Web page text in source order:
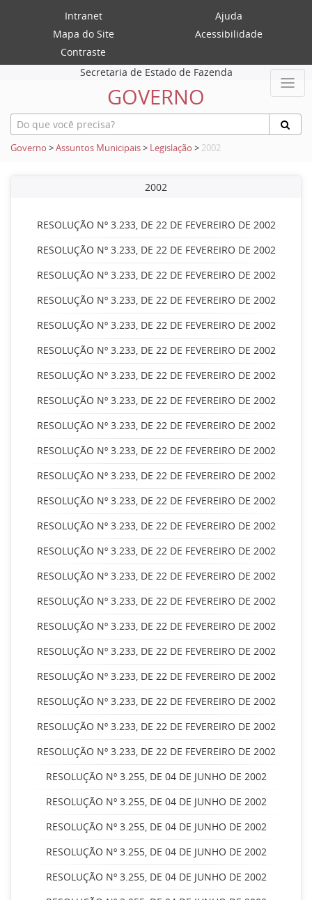
Intranet
Ajuda
Mapa do Site
Acessibilidade
Contraste
Secretaria de Estado de Fazenda
GOVERNO
Governo >Assuntos Municipais> Legislação > 2002
2002
RESOLUÇÃO Nº 3.233, DE 22 DE FEVEREIRO DE 2002
RESOLUÇÃO Nº 3.233, DE 22 DE FEVEREIRO DE 2002
RESOLUÇÃO Nº 3.233, DE 22 DE FEVEREIRO DE 2002
RESOLUÇÃO Nº 3.233, DE 22 DE FEVEREIRO DE 2002
RESOLUÇÃO Nº 3.233, DE 22 DE FEVEREIRO DE 2002
RESOLUÇÃO Nº 3.233, DE 22 DE FEVEREIRO DE 2002
RESOLUÇÃO Nº 3.233, DE 22 DE FEVEREIRO DE 2002
RESOLUÇÃO Nº 3.233, DE 22 DE FEVEREIRO DE 2002
RESOLUÇÃO Nº 3.233, DE 22 DE FEVEREIRO DE 2002
RESOLUÇÃO Nº 3.233, DE 22 DE FEVEREIRO DE 2002
RESOLUÇÃO Nº 3.233, DE 22 DE FEVEREIRO DE 2002
RESOLUÇÃO Nº 3.233, DE 22 DE FEVEREIRO DE 2002
RESOLUÇÃO Nº 3.233, DE 22 DE FEVEREIRO DE 2002
RESOLUÇÃO Nº 3.233, DE 22 DE FEVEREIRO DE 2002
RESOLUÇÃO Nº 3.233, DE 22 DE FEVEREIRO DE 2002
RESOLUÇÃO Nº 3.233, DE 22 DE FEVEREIRO DE 2002
RESOLUÇÃO Nº 3.233, DE 22 DE FEVEREIRO DE 2002
RESOLUÇÃO Nº 3.233, DE 22 DE FEVEREIRO DE 2002
RESOLUÇÃO Nº 3.233, DE 22 DE FEVEREIRO DE 2002
RESOLUÇÃO Nº 3.233, DE 22 DE FEVEREIRO DE 2002
RESOLUÇÃO Nº 3.233, DE 22 DE FEVEREIRO DE 2002
RESOLUÇÃO Nº 3.233, DE 22 DE FEVEREIRO DE 2002
RESOLUÇÃO Nº 3.255, DE 04 DE JUNHO DE 2002
RESOLUÇÃO Nº 3.255, DE 04 DE JUNHO DE 2002
RESOLUÇÃO Nº 3.255, DE 04 DE JUNHO DE 2002
RESOLUÇÃO Nº 3.255, DE 04 DE JUNHO DE 2002
RESOLUÇÃO Nº 3.255, DE 04 DE JUNHO DE 2002